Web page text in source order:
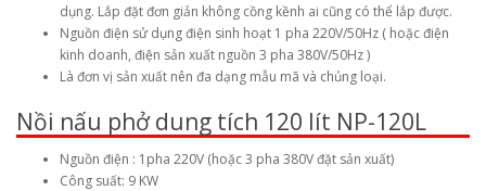
dụng. Lắp đặt đơn giản không cồng kềnh ai cũng có thể lắp được.
Nguồn điện sử dụng điện sinh hoạt 1 pha 220V/50Hz ( hoặc điện
kinh doanh, điện sản xuất nguồn 3 pha 380V/50Hz )
Là đơn vị sản xuất nên đa dạng mẫu mã và chủng loại.
Nồi nấu phở dung tích 120 lít NP-120L
Nguồn điện : 1pha 220V (hoặc 3 pha 380V đặt sản xuất)
Công suất: 9 KW